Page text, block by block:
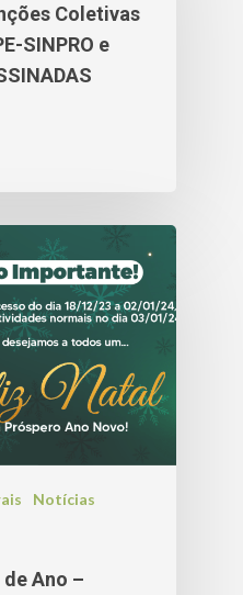
Coletivas
SINPRO e
Notícias
Ano –